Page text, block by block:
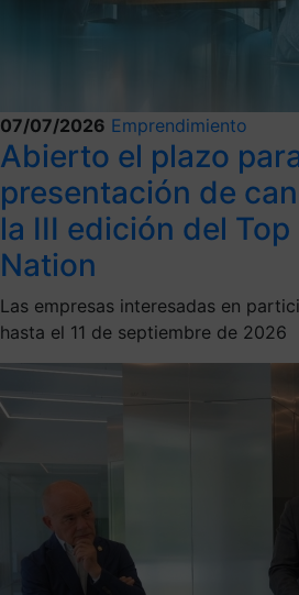
07/07/2026 Emprendimiento
Abierto el plazo
presentación de
la III edición del Top
Nation
Las empresas interesadas en
hasta el 11 de septiembre de 2026